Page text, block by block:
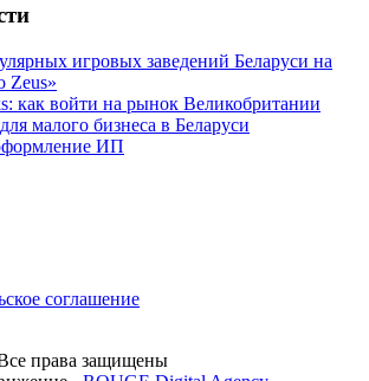
игровых заведений Беларуси на
Zeus»
как войти на рынок Великобритании
малого бизнеса в Беларуси
ИП
соглашение
права защищены